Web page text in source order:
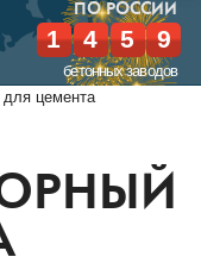
ПО РОССИИ
1 4 5 9
бетонных заводов
цемента